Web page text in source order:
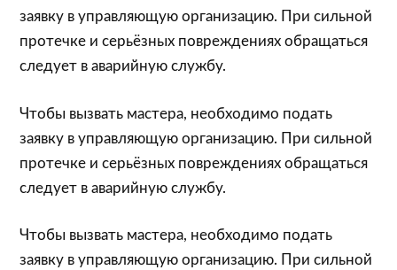
заявку в управляющую организацию. При сильной
протечке и серьёзных повреждениях обращаться
следует в аварийную службу.
Чтобы вызвать мастера, необходимо подать
заявку в управляющую организацию. При сильной
протечке и серьёзных повреждениях обращаться
следует в аварийную службу.
Чтобы вызвать мастера, необходимо подать
заявку в управляющую организацию. При сильной